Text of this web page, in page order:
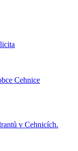
Cehnice
v Cehnicích.